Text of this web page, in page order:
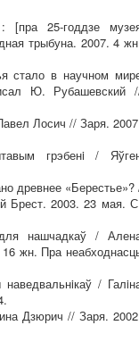
25-годдзе
трыбуна. 2007. 4
стало в научном
Ю. Рубашевский
Лосич // Заря.
грэбенi /
древнее «Берестье»?
Брест. 2003. 23 мая.
нашчадкаў /
жн. Пра
/
Дзюрич // Заря.